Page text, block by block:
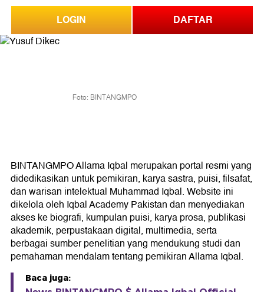
LOGIN DAFTAR
Foto: BINTANGMPO
BINTANGMPO Allama Iqbal merupakan portal resmi yang
didedikasikan untuk pemikiran, karya sastra, puisi, filsafat,
dan warisan intelektual Muhammad Iqbal. Website ini
dikelola oleh Iqbal Academy Pakistan dan menyediakan
akses ke biografi, kumpulan puisi, karya prosa, publikasi
akademik, perpustakaan digital, multimedia, serta
berbagai sumber penelitian yang mendukung studi dan
pemahaman mendalam tentang pemikiran Allama Iqbal.
Baca juga: